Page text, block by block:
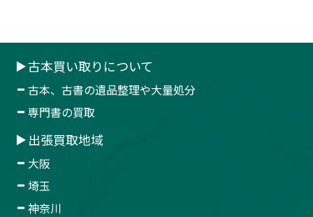
古本買い取りについて
古本、古書の遺品整理や大量処分
専門書の買取
出張買取地域
大阪
埼玉
神奈川